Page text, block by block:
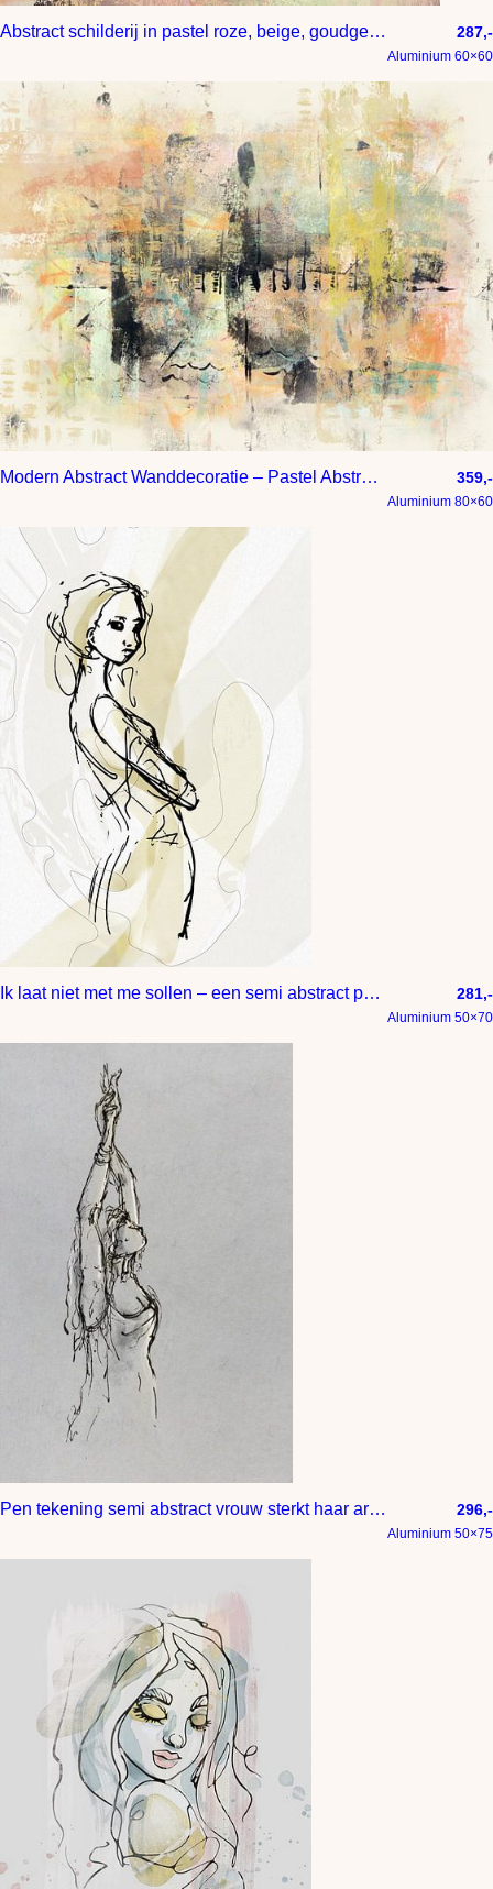
Abstract schilderij in pastel roze, beige, goudgeel en paars – modern kleurrijk kunstwerk voor woonkamer of kantoor interieur 287,-
Aluminium 60×60
Modern Abstract Wanddecoratie – Pastel Abstract Schilderij 359,-
Aluminium 80×60
Ik laat niet met me sollen – een semi abstract portret van een zelfverzekerde dame 281,-
Aluminium 50×70
Pen tekening semi abstract vrouw sterkt haar armen naar de lucht 296,-
Aluminium 50×75